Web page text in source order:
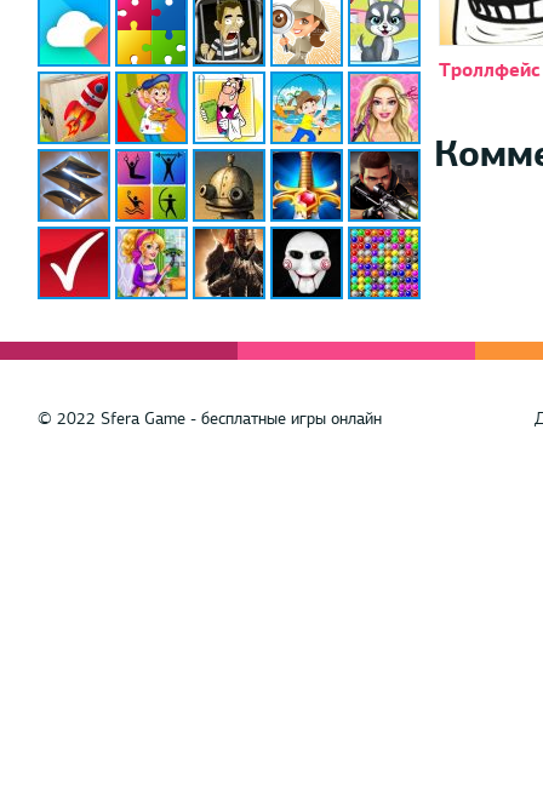
Троллфейс
© 2022 Sfera Game - бесплатные игры онлайн